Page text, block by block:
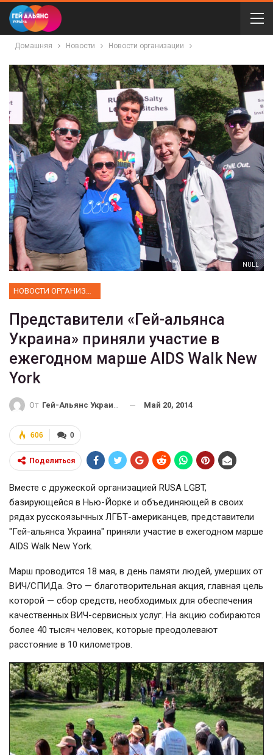
Домашняя Новости Новости организации
NULL
Представители «Гей-альянса
Украина» приняли участие в
ежегодном марше AIDS Walk New
York
От Гей-Альянс Украина Май 20, 2014
0
606
Поделиться
Вместе с дружеской организацией RUSA LGBT,
базирующейся в Нью-Йорке и объединяющей в своих
рядах русскоязычных ЛГБТ-американцев, представители
"Гей-альянса Украина" приняли участие в ежегодном марше
AIDS Walk New York.
Марш проводится 18 мая, в день памяти людей, умерших от
ВИЧ/СПИДа. Это — благотворительная акция, главная цель
которой — сбор средств, необходимых для обеспечения
качественных ВИЧ-сервисных услуг. На акцию собираются
более 40 тысяч человек, которые преодолевают
расстояние в 10 километров.